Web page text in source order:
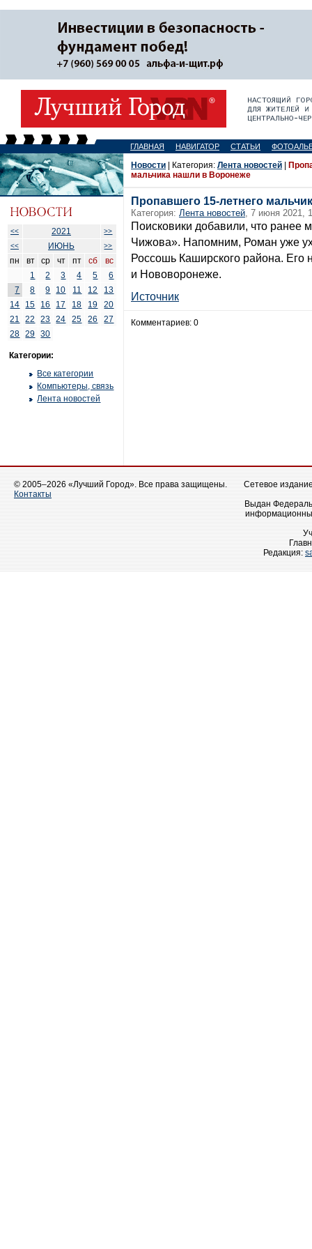
ГЛАВНАЯ НАВИГАТОР СТАТЬИ
<< 2021
>>
<<
ИЮНЬ >>
пн вт ср чт пт сб
вс
1
2 3 4 5
6
7
8 9 10 11 12
13
14
15 16 17 18 19
20
21
22 23 24 25 26
27
28
29 30
Категории:
Все категории
Компьютеры, связь
Лента новостей
Новости | Категория: Лента новостей
мальчика нашли в Воронеже
Пропавшего 15-летнего
Категория: Лента новостей, 7 июня 2021,
Поисковики добавили, что ранее
Чижова». Напомним, Роман уже
Россошь Каширского района. Его
и Нововоронеже.
Источник
Комментариев: 0
© 2005–2026 «Лучший Город». Все права защищены.
Контакты
Сетевое
Выдан
Редакция: